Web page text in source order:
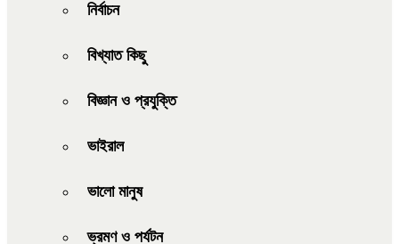
নির্বাচন
বিখ্যাত কিছু
বিজ্ঞান ও প্রযুক্তি
ভাইরাল
ভালো মানুষ
ভ্রমণ ও পর্যটন